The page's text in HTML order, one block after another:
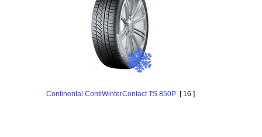
Continental ContiWinterContact TS 850P [ 16 ]